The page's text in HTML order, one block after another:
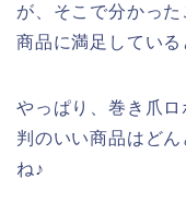
が、そこで分かっ
商品に満足してい
やっぱり、巻き爪
判のいい商品はど
ね♪